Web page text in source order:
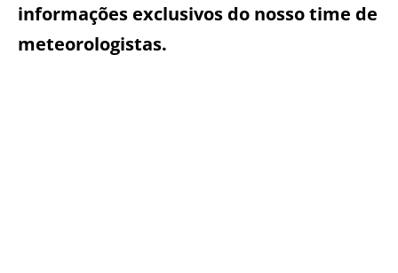
informações exclusivos do nosso time de
meteorologistas.